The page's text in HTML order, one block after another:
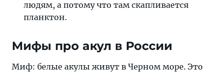
людям, а потому что там скапливается
планктон.
Мифы про акул в России
Миф: белые акулы живут в Черном море. Это